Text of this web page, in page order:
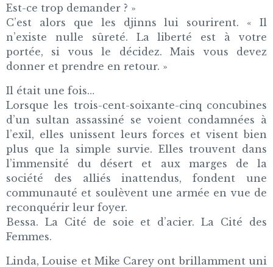
Est-ce trop demander ? »
C’est alors que les djinns lui sourirent. « Il
n’existe nulle sûreté. La liberté est à votre
portée, si vous le décidez. Mais vous devez
donner et prendre en retour. »
Il était une fois…
Lorsque les trois-cent-soixante-cinq concubines
d’un sultan assassiné se voient condamnées à
l’exil, elles unissent leurs forces et visent bien
plus que la simple survie. Elles trouvent dans
l’immensité du désert et aux marges de la
société des alliés inattendus, fondent une
communauté et soulèvent une armée en vue de
reconquérir leur foyer.
Bessa. La Cité de soie et d’acier. La Cité des
Femmes.
Linda, Louise et Mike Carey ont brillamment uni